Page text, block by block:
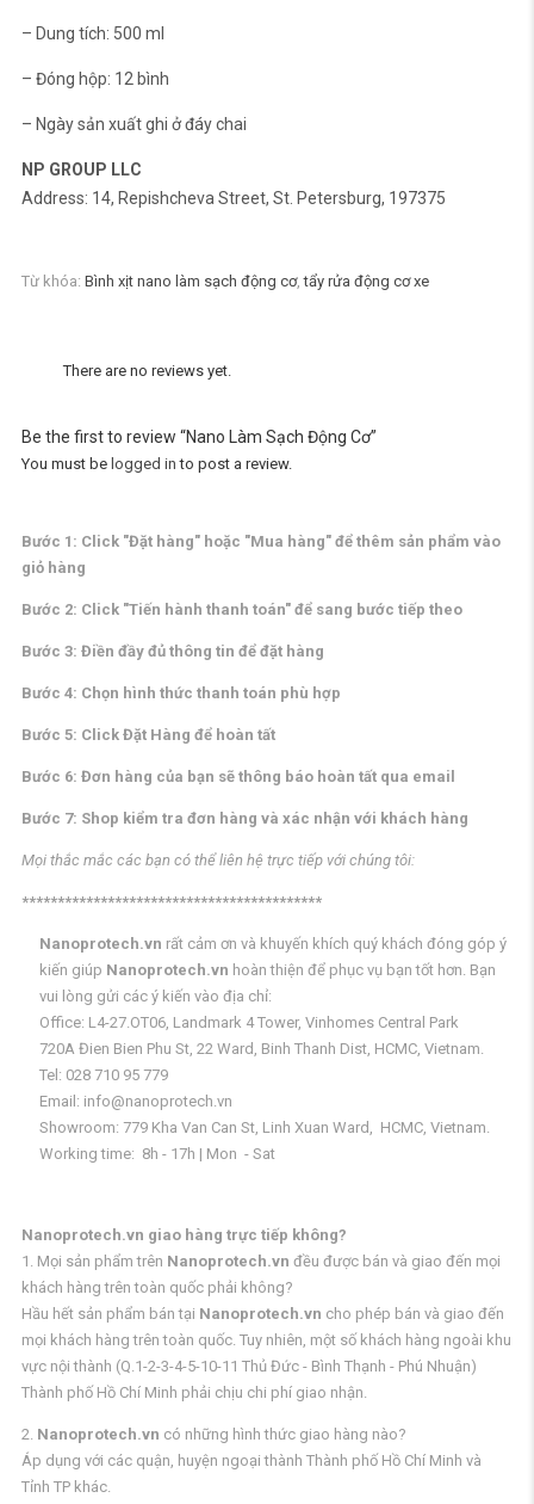
– Dung tích: 500 ml
– Đóng hộp: 12 bình
– Ngày sản xuất ghi ở đáy chai
NP GROUP LLC
Address: 14, Repishcheva Street, St. Petersburg, 197375
Từ khóa: Bình xịt nano làm sạch động cơ,tẩy rửa động cơ xe
There are no reviews yet.
Be the first to review “Nano Làm Sạch Động Cơ”
You must be logged in to post a review.
Bước 1: Click "Đặt hàng" hoặc "Mua hàng" để thêm sản phẩm vào
giỏ hàng
Bước 2: Click "Tiến hành thanh toán" để sang bước tiếp theo
Bước 3: Điền đầy đủ thông tin để đặt hàng
Bước 4: Chọn hình thức thanh toán phù hợp
Bước 5: Click Đặt Hàng để hoàn tất
Bước 6: Đơn hàng của bạn sẽ thông báo hoàn tất qua email
Bước 7: Shop kiểm tra đơn hàng và xác nhận với khách hàng
Mọi thắc mắc các bạn có thể liên hệ trực tiếp với chúng tôi:
******************************************
Nanoprotech.vn rất cảm ơn và khuyến khích quý khách đóng góp ý
kiến giúp Nanoprotech.vn hoàn thiện để phục vụ bạn tốt hơn. Bạn
vui lòng gửi các ý kiến vào địa chỉ:
Office: L4-27.OT06, Landmark 4 Tower, Vinhomes Central Park
720A Đien Bien Phu St, 22 Ward, Binh Thanh Dist, HCMC, Vietnam.
Tel: 028 710 95 779
Email: info@nanoprotech.vn
Showroom: 779 Kha Van Can St, Linh Xuan Ward, HCMC, Vietnam.
Working time: 8h - 17h | Mon - Sat
Nanoprotech.vn giao hàng trực tiếp không?
1. Mọi sản phẩm trên Nanoprotech.vn đều được bán và giao đến mọi
khách hàng trên toàn quốc phải không?
Hầu hết sản phẩm bán tại Nanoprotech.vn cho phép bán và giao đến
mọi khách hàng trên toàn quốc. Tuy nhiên, một số khách hàng ngoài khu
vực nội thành (Q.1-2-3-4-5-10-11 Thủ Đức - Bình Thạnh - Phú Nhuận)
Thành phố Hồ Chí Minh phải chịu chi phí giao nhận.
2. Nanoprotech.vn có những hình thức giao hàng nào?
Áp dụng với các quận, huyện ngoại thành Thành phố Hồ Chí Minh và
Tỉnh TP khác.